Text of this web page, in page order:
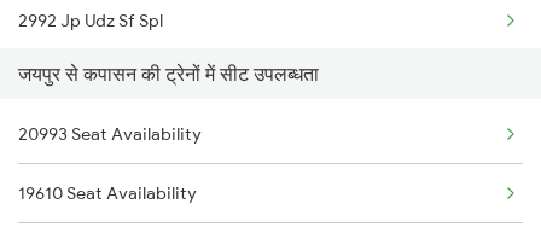
2216 Dee Garibrath
2247 Gwl Adi Spl
2248 Adi Gwl Sf Spl
2281 Jbp Aii Special
2992 Jp Udz Sf Spl
2993 Chetak Sf Spl
2994 Chetak Sf Spl
9329 Indb Udz Special
जयपुर से कपासन की ट्रेनों में सीट उपलब्धता
20993 Seat Availability
19610 Seat Availability